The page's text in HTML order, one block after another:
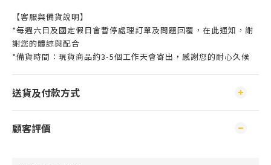
【客服與備貨說明】
*每週六日及國定假日會暫停處理訂單及問題回覆，在此通知，謝
謝您的體諒與配合
*備貨時間：現貨商品約3-5個工作天會寄出，感謝您的耐心久候
送貨及付款方式
顧客評價